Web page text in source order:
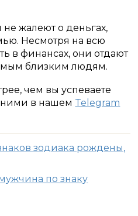
не жалеют о деньгах,
Несмотря на всю
в финансах, они отдают
близким людям.
чем вы успеваете
ними в нашем Telegram
зодиака рождены,
по знаку